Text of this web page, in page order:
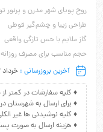
روح پویای شهر مدرن و پرنور
طراحی زیبا و چشم‌گیر قوطی
گاز ملایم با حس تازگی واقعی
حجم مناسب برای مصرف روزانه
آخرین بروزرسانی : خرداد 12, 1405
♦ کلیه سفارشات در کمتر از 5 ساعت ارسال میگردد.
♦ برای ارسال به شهرستان
♦ کلیه نوشیدنی ها غیر
♦ هزینه ارسال به صورت